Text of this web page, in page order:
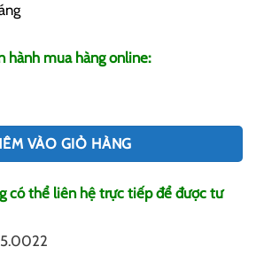
hành mua hàng online:
Mừng Xuân số lượng
VÀO GIỎ HÀNG
có thể liên hệ trực tiếp để được tư